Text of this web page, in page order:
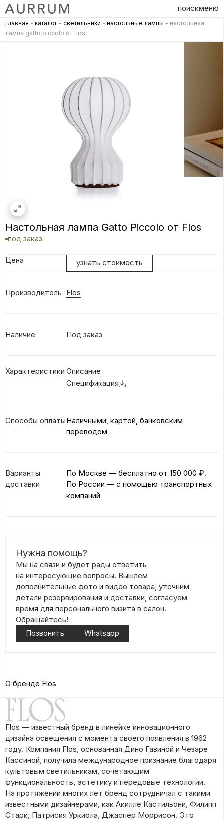
поискменю
главная - каталог - светильники - настольные лампы - настольная
лампа gatto piccolo от flos
Настольная лампа Gatto Piccolo от Flos
под заказ
Цена узнать стоимость
Производитель Flos
Наличие Под заказ
Характеристики Описание
Спецификация
Способы оплатыНаличными, картой, банковским
переводом
Варианты
доставки
По Москве — бесплатно от 150 000 ₽.
По России — с помощью транспортных
компаний
Нужна помощь?
Мы на связи и будет рады ответить
на интересующие вопросы. Вышлем
дополнительные фото и видео товара, уточним
детали резервирования и доставки, согласуем
время для персонального визита в салон.
Обращайтесь!
Позвонить
Whatsapp
О бренде Flos
Flos — известный бренд в линейке инновационного
дизайна освещения с момента своего появления в 1962
году. Компания Flos, основанная Дино Гавиной и Чезаре
Кассиной, получила международное признание благодаря
культовым светильникам, сочетающим
функциональность, эстетику и передовые технологии.
На протяжении многих лет бренд сотрудничал с такими
известными дизайнерами, как Акилле Кастильони, Филипп
Старк, Патрисия Уркиола, Джаспер Моррисон. Это